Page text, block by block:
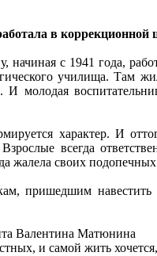
в
начиная с 1941 года,
училища. Там
молодая
характер. И
всегда
жалела своих
пришедшим навестить
Валентина Матюнина
и самой жить